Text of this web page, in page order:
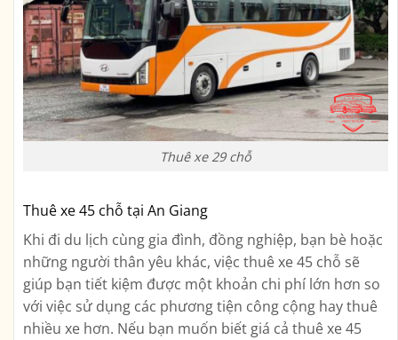
Thuê xe 29 chỗ
Thuê xe 45 chỗ tại An Giang
Khi đi du lịch cùng gia đình, đồng nghiệp, bạn bè hoặc
những người thân yêu khác, việc thuê xe 45 chỗ sẽ
giúp bạn tiết kiệm được một khoản chi phí lớn hơn so
với việc sử dụng các phương tiện công cộng hay thuê
nhiều xe hơn. Nếu bạn muốn biết giá cả thuê xe 45